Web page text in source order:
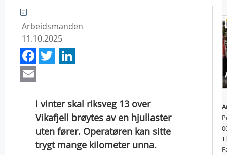
Arbeidsmanden
11.10.2025
Facebook
Twitter
I vinter skal riksveg 13 over
Vikafjell brøytes av en hjullaster
uten fører. Operatøren kan sitte
trygt mange kilometer unna.